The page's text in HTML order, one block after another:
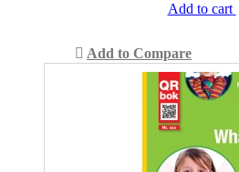
Add to cart
Add to Compare